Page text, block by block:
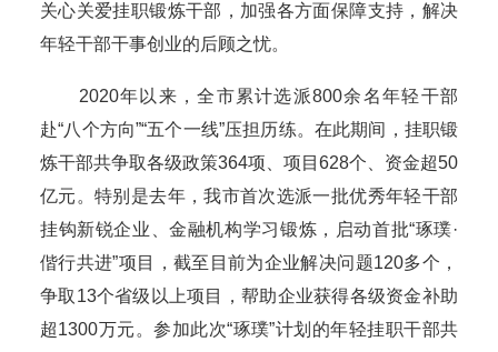
关心关爱挂职锻炼干部，加强各方面保障支持，解决
年轻干部干事创业的后顾之忧。
2020年以来，全市累计选派800余名年轻干部
赴“八个方向”“五个一线”压担历练。在此期间，挂职锻
炼干部共争取各级政策364项、项目628个、资金超50
亿元。特别是去年，我市首次选派一批优秀年轻干部
挂钩新锐企业、金融机构学习锻炼，启动首批“琢璞·
偕行共进”项目，截至目前为企业解决问题120多个，
争取13个省级以上项目，帮助企业获得各级资金补助
超1300万元。参加此次“琢璞”计划的年轻挂职干部共